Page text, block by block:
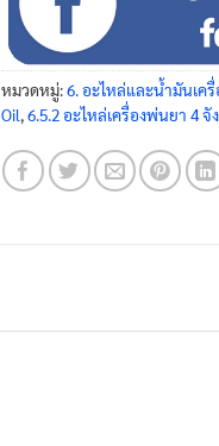
หมวดหมู่:6. อะไหล่และน้ำมันเครื่
Oil,6.5.2 อะไหล่เครื่องพ่นยา 4 จั